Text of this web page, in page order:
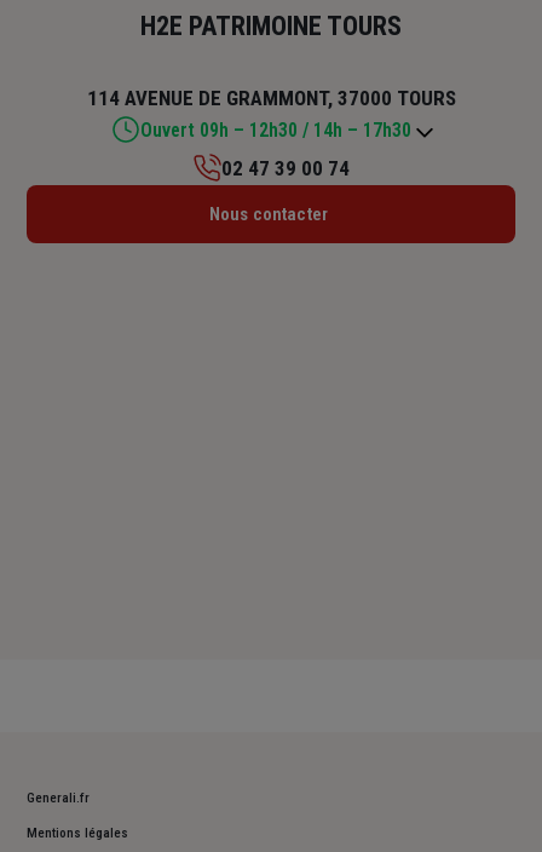
H2E PATRIMOINE TOURS
114 AVENUE DE GRAMMONT, 37000 TOURS
Ouvert 09h – 12h30 / 14h – 17h30
Lundi : 09h – 12h30 / 14h – 17h30
02 47 39 00 74
Nous contacter
Generali.fr
Mentions légales